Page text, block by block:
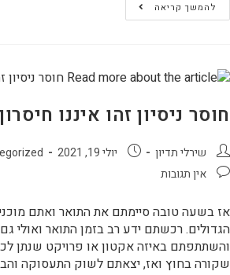
להמשך קריאה
חוסר ניסיון זהו איננו
שירלי תדיון יולי 19, 2021
אין תגובות
אז בשעה טובה סיימתם את התואר ואתם
הגדולים. רכשתם ידע רב בזמן התואר ואולי
והשתתפתם באיזה אקטון או פרויקט שנתן
שקורה בחוץ ואז, יצאתם לשוק התעסוקה